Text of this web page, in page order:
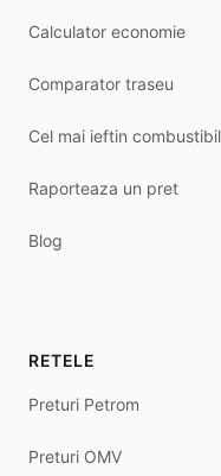
Calculator economie
Comparator traseu
Cel mai ieftin combustibil
Raporteaza un pret
Blog
RETELE
Preturi Petrom
Preturi OMV